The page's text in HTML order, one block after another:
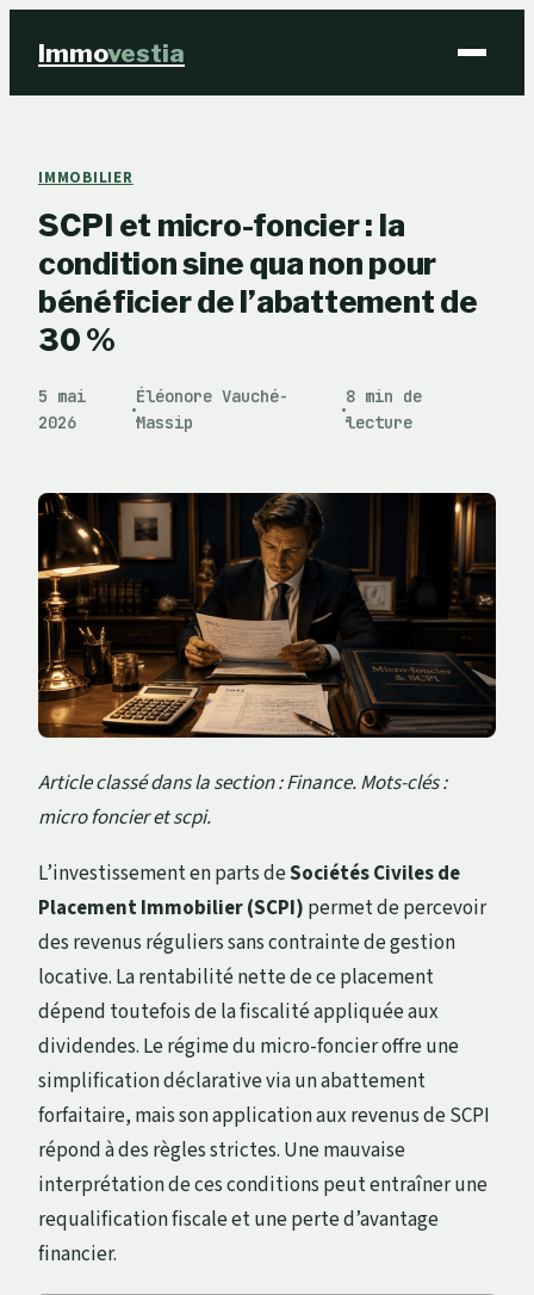
Immovestia
Immobilier
Business
Éducation & Emploi
IMMOBILIER
SCPI et micro-foncier : la
condition sine qua non pour
bénéficier de l’abattement de
30 %
5 mai
2026
·
Éléonore Vauché-
Massip
·
8 min de
lecture
Article classé dans la section : Finance. Mots-clés :
micro foncier et scpi.
L’investissement en parts deSociétés Civiles de
Placement Immobilier (SCPI) permet de percevoir
des revenus réguliers sans contrainte de gestion
locative. La rentabilité nette de ce placement
dépend toutefois de la fiscalité appliquée aux
dividendes. Le régime du micro-foncier offre une
simplification déclarative via un abattement
forfaitaire, mais son application aux revenus de SCPI
répond à des règles strictes. Une mauvaise
interprétation de ces conditions peut entraîner une
requalification fiscale et une perte d’avantage
financier.